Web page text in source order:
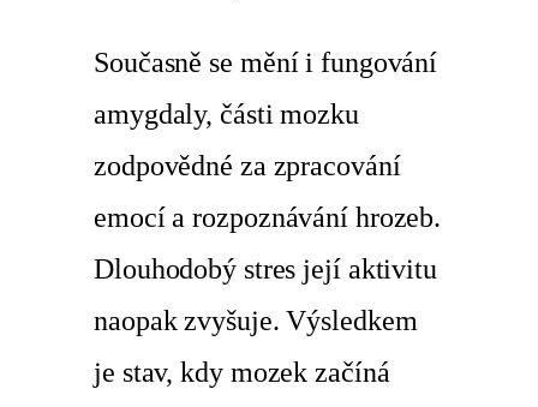
Současně se mění i fungování
amygdaly, části mozku
zodpovědné za zpracování
emocí a rozpoznávání hrozeb.
Dlouhodobý stres její aktivitu
naopak zvyšuje. Výsledkem
je stav, kdy mozek začíná